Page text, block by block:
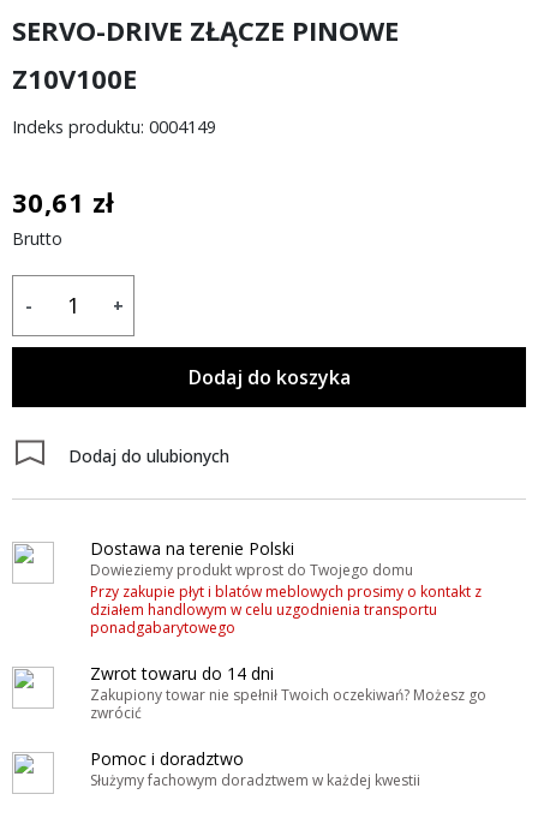
SERVO-DRIVE ZŁĄCZE PINOWE
Z10V100E
Indeks produktu: 0004149
30,61 zł
Brutto
- +
Dodaj do koszyka
Dodaj do ulubionych
Dostawa na terenie Polski
Dowieziemy produkt wprost do Twojego domu
Przy zakupie płyt i blatów meblowych prosimy o kontakt z
działem handlowym w celu uzgodnienia transportu
ponadgabarytowego
Zwrot towaru do 14 dni
Zakupiony towar nie spełnił Twoich oczekiwań? Możesz go
zwrócić
Pomoc i doradztwo
Służymy fachowym doradztwem w każdej kwestii